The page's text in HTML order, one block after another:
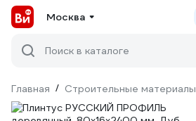
Москва
Поиск в каталоге
Главная / Строительные материалы